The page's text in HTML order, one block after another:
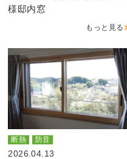
様邸内窓
もっと見る
断熱 防音
2026.04.13